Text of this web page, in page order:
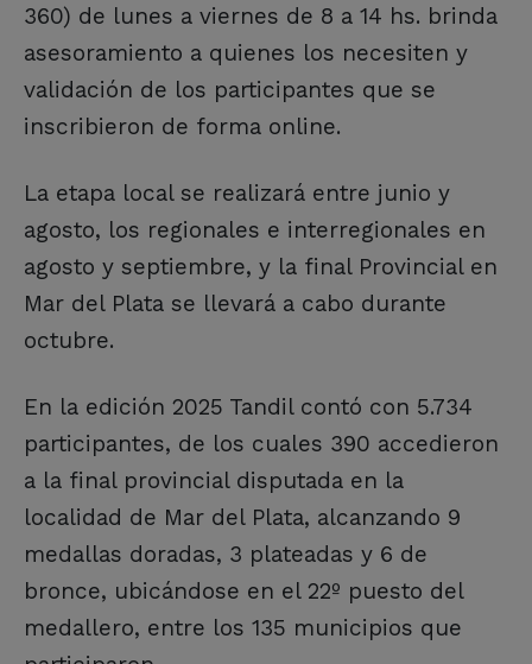
360) de lunes a viernes de 8 a 14 hs. brinda
asesoramiento a quienes los necesiten y
validación de los participantes que se
inscribieron de forma online.
La etapa local se realizará entre junio y
agosto, los regionales e interregionales en
agosto y septiembre, y la final Provincial en
Mar del Plata se llevará a cabo durante
octubre.
En la edición 2025 Tandil contó con 5.734
participantes, de los cuales 390 accedieron
a la final provincial disputada en la
localidad de Mar del Plata, alcanzando 9
medallas doradas, 3 plateadas y 6 de
bronce, ubicándose en el 22º puesto del
medallero, entre los 135 municipios que